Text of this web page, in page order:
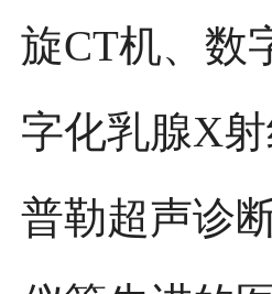
旋CT机、数
字化乳腺X
普勒超声诊